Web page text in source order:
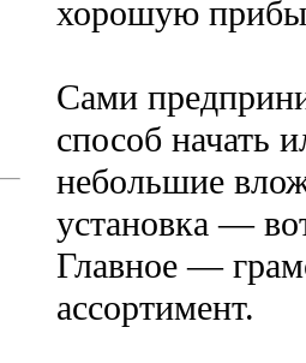
хорошую
Сами
способ начать
небольшие
установка —
Главное —
ассортимент.